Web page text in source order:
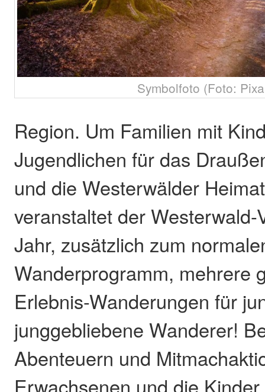
Symbolfoto (Foto:
Region. Um Familien mit
Jugendlichen für das
und die Westerwälder
veranstaltet der Westerwald-
Jahr, zusätzlich zum
Wanderprogramm, mehrere
Erlebnis-Wanderungen für
junggebliebene Wanderer!
Abenteuern und
Erwachsenen und die